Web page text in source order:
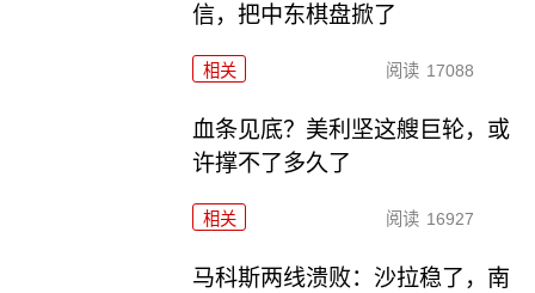
信，把中东棋盘掀了
相关 阅读 17088
血条见底？美利坚这艘巨轮，或
许撑不了多久了
相关 阅读 16927
马科斯两线溃败：沙拉稳了，南